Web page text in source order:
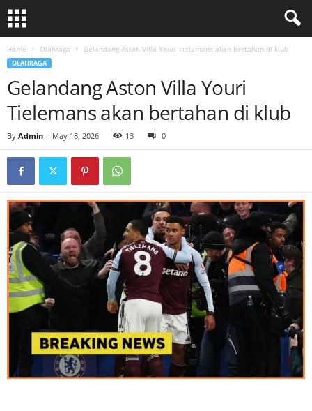
Home Olahraga Gelandang Aston Villa Youri Tielemans akan bertahan di klub
OLAHRAGA
Gelandang Aston Villa Youri
Tielemans akan bertahan di klub
By Admin - May 18, 2026 13 0